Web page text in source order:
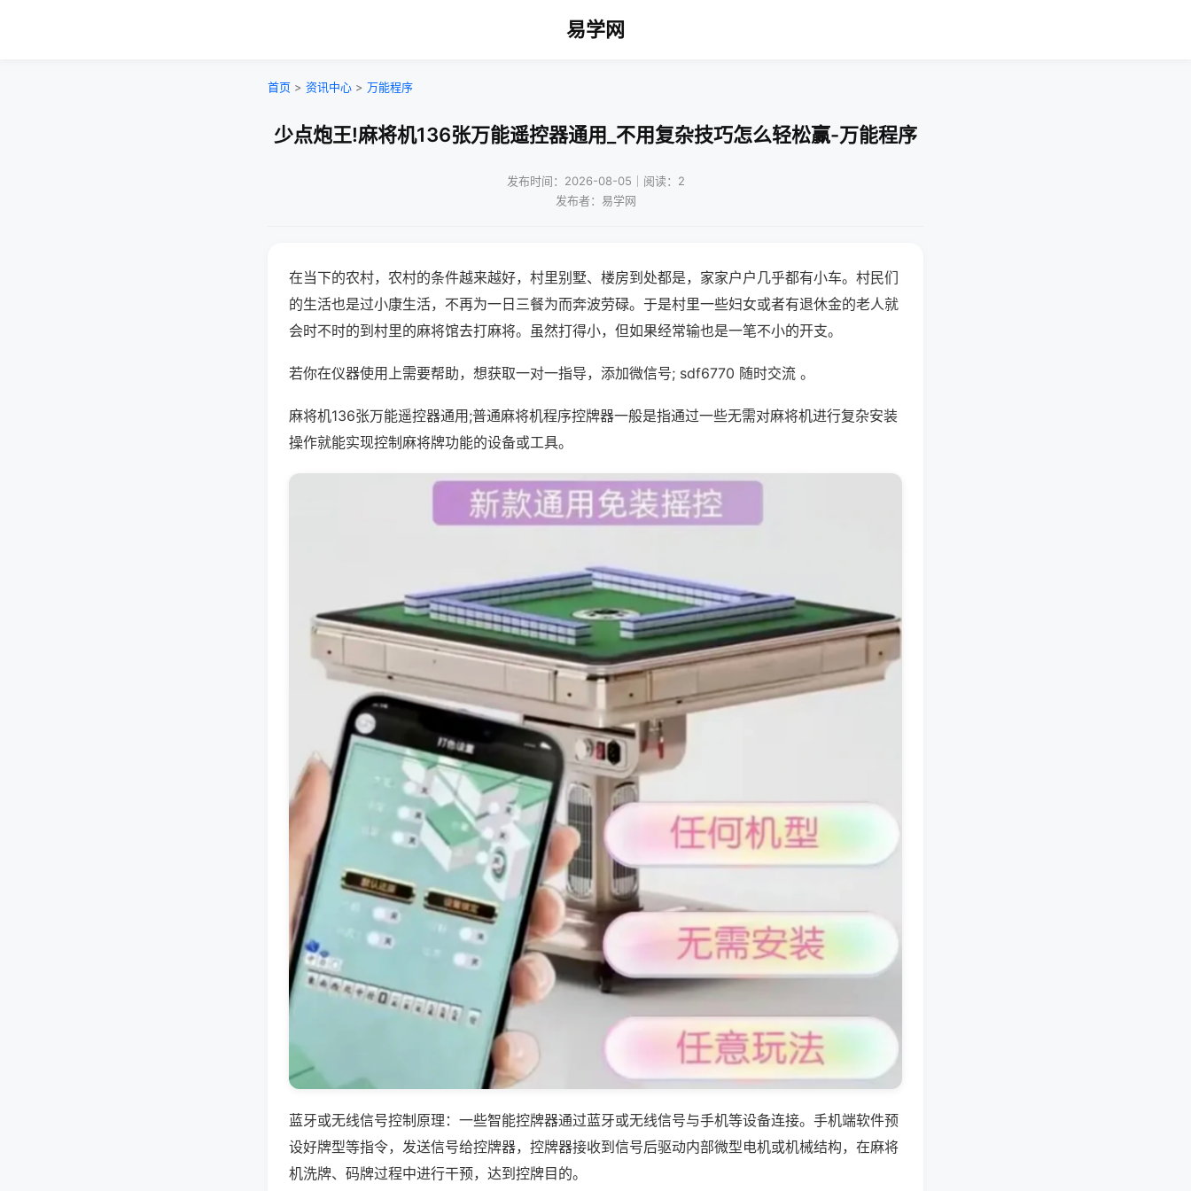
易学网
首页 > 资讯中心 > 万能程序
少点炮王!麻将机136张万能遥控器通用_不用复杂技巧怎么轻松赢-万能程序
发布时间：2026-08-05｜阅读：2
发布者：易学网
在当下的农村，农村的条件越来越好，村里别墅、楼房到处都是，家家户户几乎都有小车。村民们
的生活也是过小康生活，不再为一日三餐为而奔波劳碌。于是村里一些妇女或者有退休金的老人就
会时不时的到村里的麻将馆去打麻将。虽然打得小，但如果经常输也是一笔不小的开支。
若你在仪器使用上需要帮助，想获取一对一指导，添加微信号; sdf6770 随时交流 。
麻将机136张万能遥控器通用;普通麻将机程序控牌器一般是指通过一些无需对麻将机进行复杂安装
操作就能实现控制麻将牌功能的设备或工具。
蓝牙或无线信号控制原理：一些智能控牌器通过蓝牙或无线信号与手机等设备连接。手机端软件预
设好牌型等指令，发送信号给控牌器，控牌器接收到信号后驱动内部微型电机或机械结构，在麻将
机洗牌、码牌过程中进行干预，达到控牌目的。